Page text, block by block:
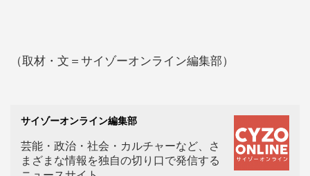
（取材・文＝サイゾーオンライン編集部）
サイゾーオンライン編集部
芸能・政治・社会・カルチャーなど、さ
まざまな情報を独自の切り口で発信する